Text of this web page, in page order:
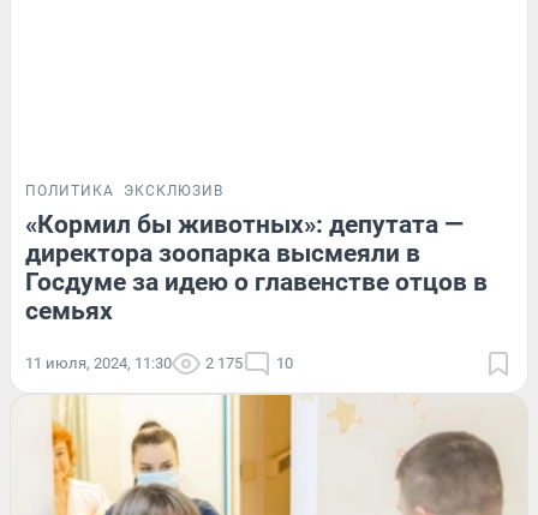
ПОЛИТИКА ЭКСКЛЮЗИВ
«Кормил бы животных»: депутата —
директора зоопарка высмеяли в
Госдуме за идею о главенстве отцов в
семьях
11 июля, 2024, 11:30 2 175 10